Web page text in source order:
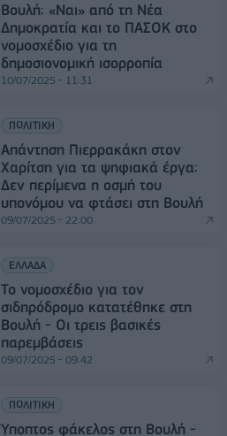
Βουλή: «Ναι» από τη Νέα
Δημοκρατία και το ΠΑΣΟΚ στο
νομοσχέδιο για τη
δημοσιονομική ισορροπία
10/07/2025 - 11:31
ΠΟΛΙΤΙΚΗ
Απάντηση Πιερρακάκη στον
Χαρίτση για τα ψηφιακά έργα:
Δεν περίμενα η οσμή του
υπονόμου να φτάσει στη Βουλή
09/07/2025 - 22:00
ΕΛΛΑΔΑ
Το νομοσχέδιο για τον
σιδηρόδρομο κατατέθηκε στη
Βουλή - Οι τρεις βασικές
παρεμβάσεις
09/07/2025 - 09:42
ΠΟΛΙΤΙΚΗ
Ύποπτος φάκελος στη Βουλή -